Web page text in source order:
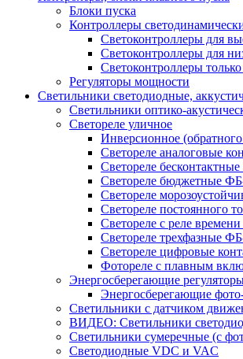
Блоки пуска
Контроллеры
Светоконтроллеры для
Светоконтроллеры для
Светоконтроллеры
Регуляторы мощности
Светильники светодиодные,
Светильники оптико-
Светореле уличное
Инверсионное
Светореле аналоговые
Светореле
Светореле бюджетные
Светореле
Светореле постоянного
Светореле с реле
Светореле трехфазные
Светореле цифровые
Фотореле с плавным
Энергосберегающие
Энергосберегающие
Светильники с датчиком
ВИДЕО: Светильники
Светильники сумеречные (с
Светодиодные VDC и VAC